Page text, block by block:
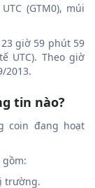
(GTM0), múi
giờ 59 phút 59
UTC). Theo giờ
2013.
tin nào?
coin đang hoạt
trường.